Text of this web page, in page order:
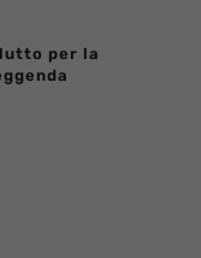
per la